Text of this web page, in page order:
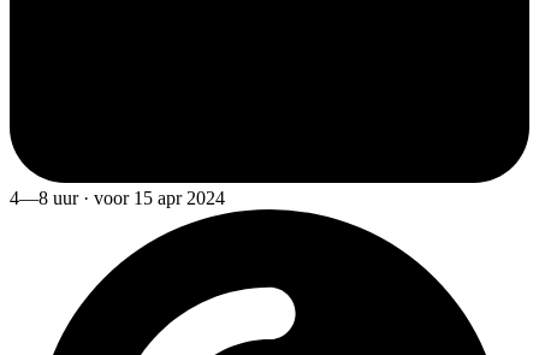
4—8 uur · voor 15 apr 2024